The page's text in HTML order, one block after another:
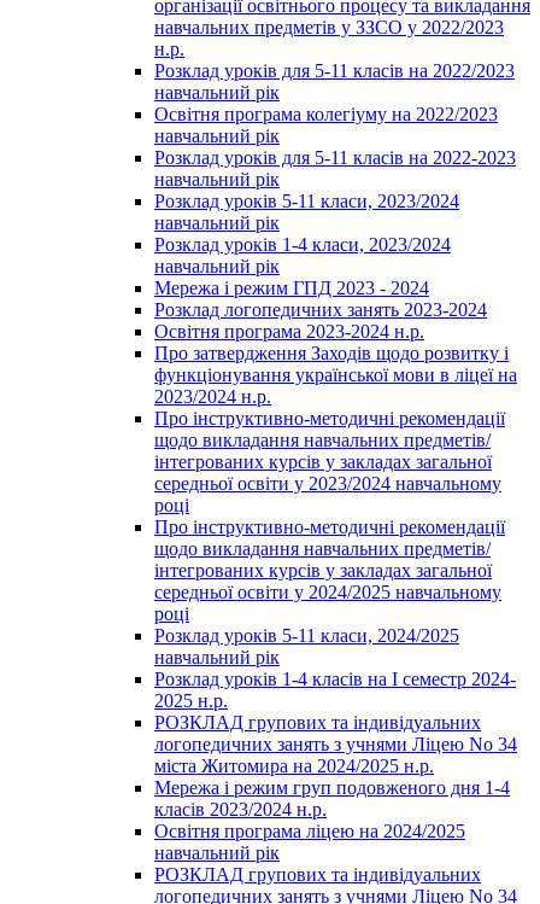
організації освітнього процесу та викладання
навчальних предметів у ЗЗСО у 2022/2023
н.р.
Розклад уроків для 5-11 класів на 2022/2023
навчальний рік
Освітня програма колегіуму на 2022/2023
навчальний рік
Розклад уроків для 5-11 класів на 2022-2023
навчальний рік
Розклад уроків 5-11 класи, 2023/2024
навчальний рік
Розклад уроків 1-4 класи, 2023/2024
навчальний рік
Мережа і режим ГПД 2023 - 2024
Розклад логопедичних занять 2023-2024
Освітня програма 2023-2024 н.р.
Про затвердження Заходів щодо розвитку і
функціонування української мови в ліцеї на
2023/2024 н.р.
Про інструктивно-методичні рекомендації
щодо викладання навчальних предметів/
інтегрованих курсів у закладах загальної
середньої освіти у 2023/2024 навчальному
році
Про інструктивно-методичні рекомендації
щодо викладання навчальних предметів/
інтегрованих курсів у закладах загальної
середньої освіти у 2024/2025 навчальному
році
Розклад уроків 5-11 класи, 2024/2025
навчальний рік
Розклад уроків 1-4 класів на І семестр 2024-
2025 н.р.
РОЗКЛАД групових та індивідуальних
логопедичних занять з учнями Ліцею No 34
міста Житомира на 2024/2025 н.р.
Мережа і режим груп подовженого дня 1-4
класів 2023/2024 н.р.
Освітня програма ліцею на 2024/2025
навчальний рік
РОЗКЛАД групових та індивідуальних
логопедичних занять з учнями Ліцею No 34